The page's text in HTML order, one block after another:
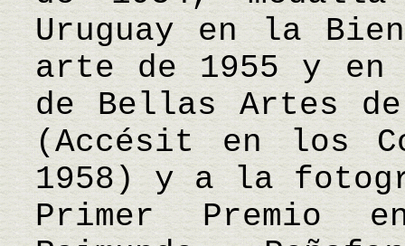
Uruguay en la
arte de 1955 y en
de Bellas Artes
(Accésit en los
1958) y a la
Primer Premio